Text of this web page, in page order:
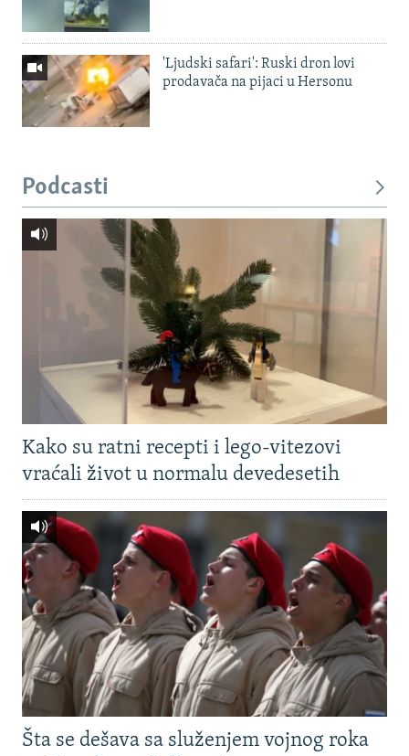
'Ljudski safari': Ruski dron lovi
prodavača na pijaci u Hersonu
Podcasti
Kako su ratni recepti i lego-vitezovi
vraćali život u normalu devedesetih
Šta se dešava sa služenjem vojnog roka